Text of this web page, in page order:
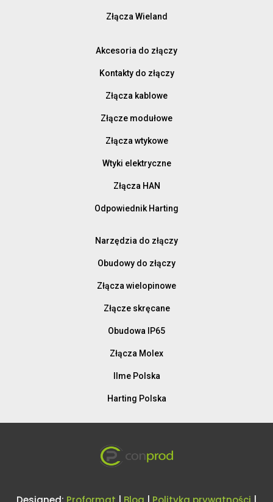
Złącza Wieland
Akcesoria do złączy
Kontakty do złączy
Złącza kablowe
Złącze modułowe
Złącza wtykowe
Wtyki elektryczne
Złącza HAN
Odpowiednik Harting
Narzędzia do złączy
Obudowy do złączy
Złącza wielopinowe
Złącze skręcane
Obudowa IP65
Złącza Molex
Ilme Polska
Harting Polska